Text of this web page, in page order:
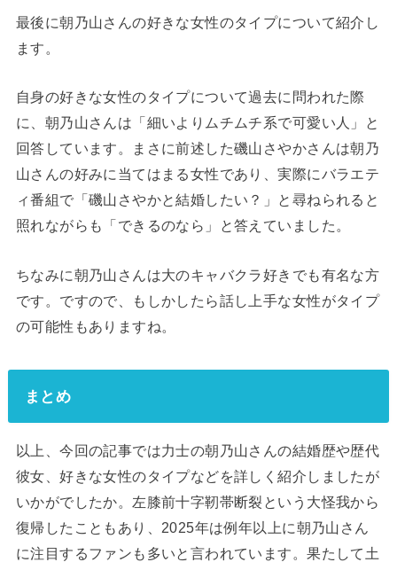
最後に朝乃山さんの好きな女性のタイプについて紹介し
ます。
自身の好きな女性のタイプについて過去に問われた際
に、朝乃山さんは「細いよりムチムチ系で可愛い人」と
回答しています。まさに前述した磯山さやかさんは朝乃
山さんの好みに当てはまる女性であり、実際にバラエテ
ィ番組で「磯山さやかと結婚したい？」と尋ねられると
照れながらも「できるのなら」と答えていました。
ちなみに朝乃山さんは大のキャバクラ好きでも有名な方
です。ですので、もしかしたら話し上手な女性がタイプ
の可能性もありますね。
まとめ
以上、今回の記事では力士の朝乃山さんの結婚歴や歴代
彼女、好きな女性のタイプなどを詳しく紹介しましたが
いかがでしたか。左膝前十字靭帯断裂という大怪我から
復帰したこともあり、2025年は例年以上に朝乃山さん
に注目するファンも多いと言われています。果たして土